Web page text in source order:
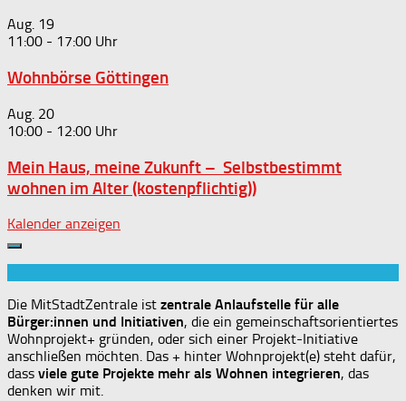
Aug. 19
11:00 - 17:00
Wohnbörse Göttingen
Aug. 20
10:00 - 12:00
Mein Haus, meine Zukunft – Selbstbestimmt
wohnen im Alter (kostenpflichtig))
Kalender anzeigen
Die MitStadtZentrale ist zentrale Anlaufstelle für alle
Bürger:innen und Initiativen, die ein gemeinschaftsorientiertes
Wohnprojekt+ gründen, oder sich einer Projekt-Initiative
anschließen möchten. Das + hinter Wohnprojekt(e) steht dafür,
dass viele gute Projekte mehr als Wohnen integrieren, das
denken wir mit.